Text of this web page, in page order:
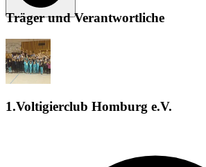
Träger und Verantwortliche
1.Voltigierclub Homburg e.V.